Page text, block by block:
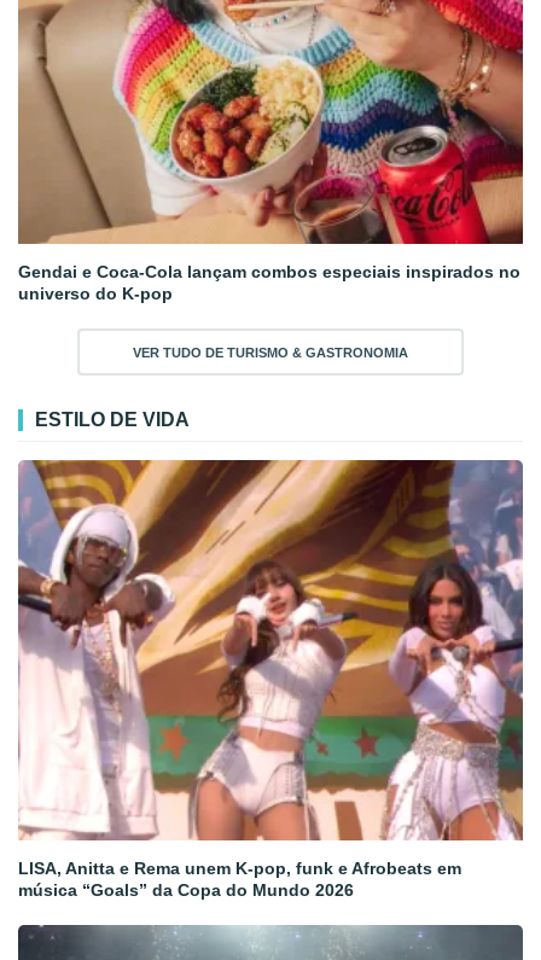
Gendai e Coca-Cola lançam combos especiais inspirados no
universo do K-pop
VER TUDO DE TURISMO & GASTRONOMIA
ESTILO DE VIDA
LISA, Anitta e Rema unem K-pop, funk e Afrobeats em
música “Goals” da Copa do Mundo 2026